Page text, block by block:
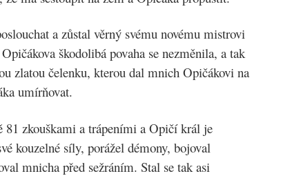
a zůstal věrný svému novému mistrovi
škodolibá povaha se nezměnila, a tak
zlatou čelenku, kterou dal mnich Opičákovi na
umírňovat.
81 zkouškami a trápeními a Opičí král je
kouzelné síly, porážel démony, bojoval
mnicha před sežráním. Stal se tak asi